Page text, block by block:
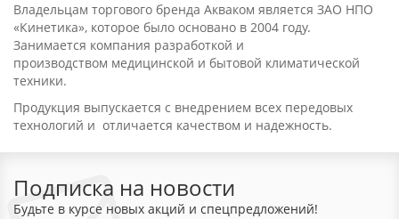
Владельцам торгового бренда Акваком является ЗАО НПО
«Кинетика», которое было основано в 2004 году.
Занимается компания разработкой и
производством медицинской и бытовой климатической
техники.
Продукция выпускается с внедрением всех передовых
технологий и отличается качеством и надежность.
Подписка на новости
Будьте в курсе новых акций и спецпредложений!